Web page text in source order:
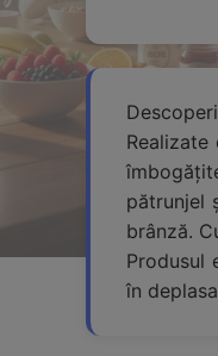
pătrunjel
brânză.
Produsul
în